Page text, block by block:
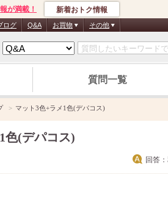
が満載！ 新着おトク情報
ログ Q&A お買物 その他
質問一覧
マット3色+ラメ1色(デパコス)
色(デパコス)
回答：